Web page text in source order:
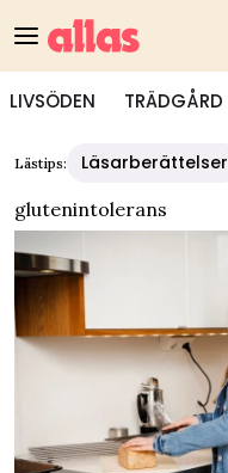
LIVSÖDEN TRÄDGÅRD
Lästips: Läsarberättelser
glutenintolerans